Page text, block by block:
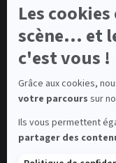
En
plus
Axeptio
Les
scène... et
c'est vous !
Grâce aux cookies,
votre parcours sur
Ils vous permettent
partager des